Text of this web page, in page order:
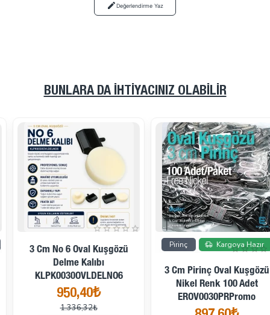
Değerlendirme Yaz
BUNLARA DA İHTIYACINIZ OLABILIR
İndirimde
3 Cm No 6 Oval Kuşgözü
Delme Kalıbı
KLPK0030OVLDELNO6
950,40₺
1.336,32₺
İndirimde
Pirinç Kargoya Hazır
3 Cm Pirinç Oval Kuşgözü
Nikel Renk 100 Adet
EROV0030PRPromo